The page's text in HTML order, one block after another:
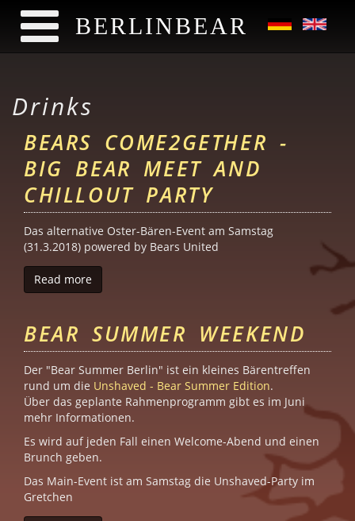
BERLINBEAR
Drinks
BEARS COME2GETHER -
BIG BEAR MEET AND
CHILLOUT PARTY
Das alternative Oster-Bären-Event am Samstag
(31.3.2018) powered by Bears United
Read more
BEAR SUMMER WEEKEND
Der "Bear Summer Berlin" ist ein kleines Bärentreffen
rund um die Unshaved - Bear Summer Edition.
Über das geplante Rahmenprogramm gibt es im Juni
mehr Informationen.
Es wird auf jeden Fall einen Welcome-Abend und einen
Brunch geben.
Das Main-Event ist am Samstag die Unshaved-Party im
Gretchen